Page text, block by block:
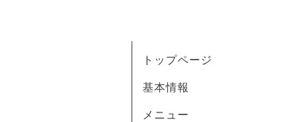
トップページ
基本情報
メニュー